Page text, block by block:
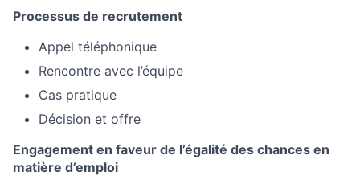
Processus de recrutement
Appel téléphonique
Rencontre avec l’équipe
Cas pratique
Décision et offre
Engagement en faveur de l’égalité des chances en
matière d’emploi